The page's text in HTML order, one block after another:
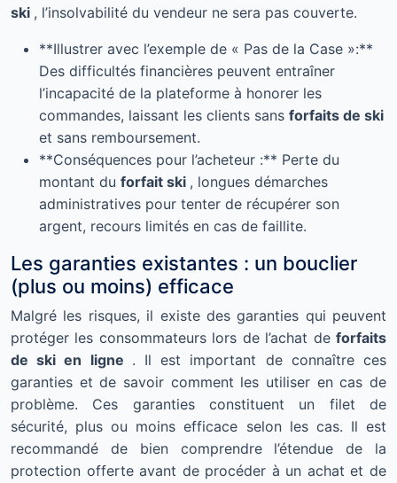
ski , l’insolvabilité du vendeur ne sera pas couverte.
**Illustrer avec l’exemple de « Pas de la Case »:**
Des difficultés financières peuvent entraîner
l’incapacité de la plateforme à honorer les
commandes, laissant les clients sans forfaits de ski
et sans remboursement.
**Conséquences pour l’acheteur :** Perte du
montant du forfait ski , longues démarches
administratives pour tenter de récupérer son
argent, recours limités en cas de faillite.
Les garanties existantes : un bouclier
(plus ou moins) efficace
Malgré les risques, il existe des garanties qui peuvent
protéger les consommateurs lors de l’achat de forfaits
de ski en ligne . Il est important de connaître ces
garanties et de savoir comment les utiliser en cas de
problème. Ces garanties constituent un filet de
sécurité, plus ou moins efficace selon les cas. Il est
recommandé de bien comprendre l’étendue de la
protection offerte avant de procéder à un achat et de